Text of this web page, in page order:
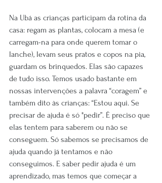
Na Ubá as crianças participam da rotina da
casa: regam as plantas, colocam a mesa (e
carregam-na para onde querem tomar o
lanche), levam seus pratos e copos na pia,
guardam os brinquedos. Elas são capazes
de tudo isso. Temos usado bastante em
nossas intervenções a palavra “coragem” e
também dito às crianças: “Estou aqui. Se
precisar de ajuda é só "pedir”. É preciso que
elas tentem para saberem ou não se
conseguem. Só sabemos se precisamos de
ajuda quando já tentamos e não
conseguimos. E saber pedir ajuda é um
aprendizado, mas temos que começar a